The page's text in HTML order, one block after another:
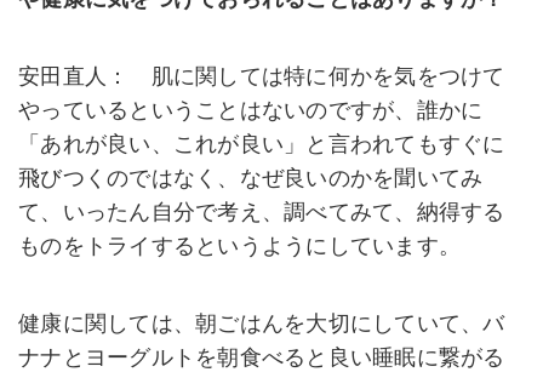
安田直人： 肌に関しては特に何かを気をつけて
やっているということはないのですが、誰かに
「あれが良い、これが良い」と言われてもすぐに
飛びつくのではなく、なぜ良いのかを聞いてみ
て、いったん自分で考え、調べてみて、納得する
ものをトライするというようにしています。
健康に関しては、朝ごはんを大切にしていて、バ
ナナとヨーグルトを朝食べると良い睡眠に繋がる